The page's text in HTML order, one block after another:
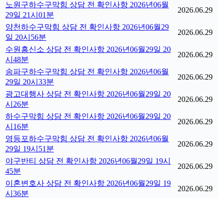
노원구하수구막힘 상담 전 확인사항 2026년06월
29일 21시01분
2026.06.29
양천하수구막힘 상담 전 확인사항 2026년06월29
일 20시56분
2026.06.29
수원흥신소 상담 전 확인사항 2026년06월29일 20
시48분
2026.06.29
송파구하수구막힘 상담 전 확인사항 2026년06월
29일 20시33분
2026.06.29
광고대행사 상담 전 확인사항 2026년06월29일 20
시26분
2026.06.29
하수구막힘 상담 전 확인사항 2026년06월29일 20
시16분
2026.06.29
영등포하수구막힘 상담 전 확인사항 2026년06월
29일 19시51분
2026.06.29
야구반티 상담 전 확인사항 2026년06월29일 19시
45분
2026.06.29
이혼변호사 상담 전 확인사항 2026년06월29일 19
시36분
2026.06.29